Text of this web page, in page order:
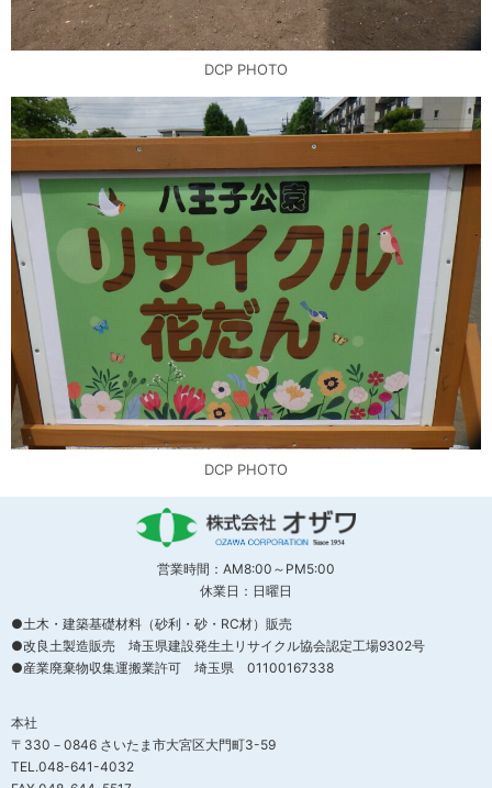
DCP PHOTO
DCP PHOTO
営業時間：AM8:00～PM5:00
休業日：日曜日
●土木・建築基礎材料（砂利・砂・RC材）販売
●改良土製造販売 埼玉県建設発生土リサイクル協会認定工場9302号
●産業廃棄物収集運搬業許可 埼玉県 01100167338
本社
〒330－0846 さいたま市大宮区大門町3-59
TEL.048-641-4032